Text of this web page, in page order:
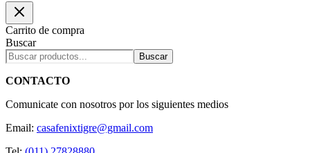
Carrito de compra
Buscar
Buscar
CONTACTO
Comunicate con nosotros por los siguientes medios
Email: casafenixtigre@gmail.com